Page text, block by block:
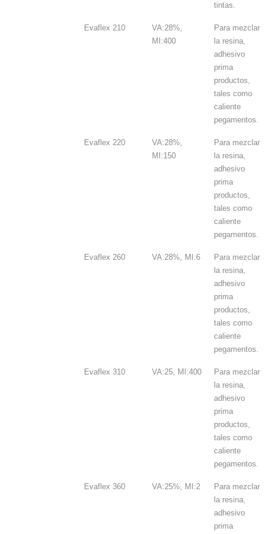
tintas.
Evaflex 210
VA:28%,
MI:400
Para mezclar
la resina,
adhesivo
prima
productos,
tales como
caliente
pegamentos.
Evaflex 220
VA:28%,
MI:150
Para mezclar
la resina,
adhesivo
prima
productos,
tales como
caliente
pegamentos.
Evaflex 260 VA:28%, MI:6
Para mezclar
la resina,
adhesivo
prima
productos,
tales como
caliente
pegamentos.
Evaflex 310 VA:25, MI:400
Para mezclar
la resina,
adhesivo
prima
productos,
tales como
caliente
pegamentos.
Evaflex 360 VA:25%, MI:2
Para mezclar
la resina,
adhesivo
prima